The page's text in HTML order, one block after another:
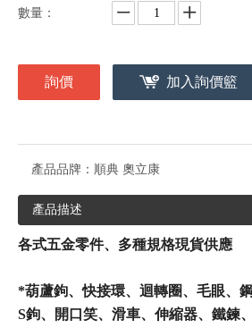
數量：
詢價 加入詢價籃
產品品牌： 順典 奧立康
產品描述
各式五金零件、多種規格現貨供應
*葫蘆鉤、快接環、迴轉圈、毛眼、
S鉤、開口笑、滑車、伸縮器、鐵鍊